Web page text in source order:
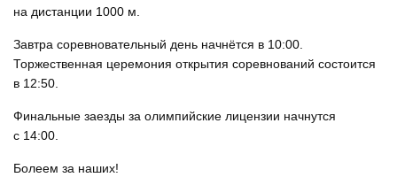
на дистанции 1000 м.
Завтра соревновательный день начнётся в 10:00.
Торжественная церемония открытия соревнований состоится
в 12:50.
Финальные заезды за олимпийские лицензии начнутся
с 14:00.
Болеем за наших!